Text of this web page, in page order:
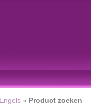
Engels » Product zoeken